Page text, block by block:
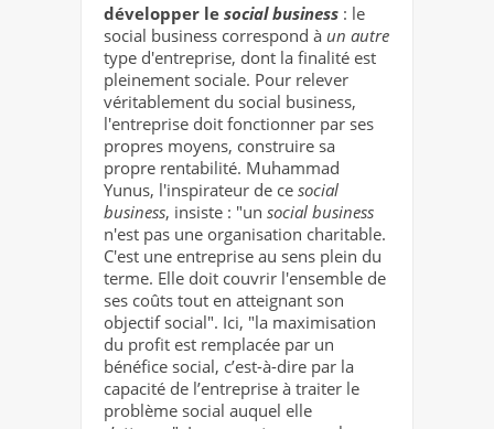
développer le social business : le
social business correspond à un autre
type d'entreprise, dont la finalité est
pleinement sociale. Pour relever
véritablement du social business,
l'entreprise doit fonctionner par ses
propres moyens, construire sa
propre rentabilité. Muhammad
Yunus, l'inspirateur de ce social
business, insiste : "un social business
n'est pas une organisation charitable.
C'est une entreprise au sens plein du
terme. Elle doit couvrir l'ensemble de
ses coûts tout en atteignant son
objectif social". Ici, "la maximisation
du profit est remplacée par un
bénéfice social, c’est-à-dire par la
capacité de l’entreprise à traiter le
problème social auquel elle